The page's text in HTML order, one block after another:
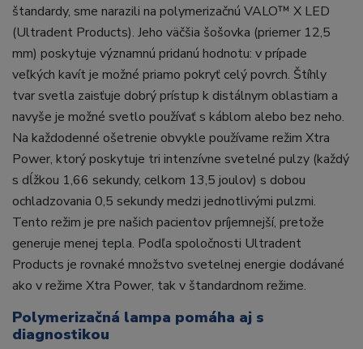
štandardy, sme narazili na polymerizačnú VALO™ X LED
(Ultradent Products). Jeho väčšia šošovka (priemer 12,5
mm) poskytuje významnú pridanú hodnotu: v prípade
veľkých kavít je možné priamo pokryť celý povrch. Štíhly
tvar svetla zaisťuje dobrý prístup k distálnym oblastiam a
navyše je možné svetlo používať s káblom alebo bez neho.
Na každodenné ošetrenie obvykle používame režim Xtra
Power, ktorý poskytuje tri intenzívne svetelné pulzy (každý
s dĺžkou 1,66 sekundy, celkom 13,5 joulov) s dobou
ochladzovania 0,5 sekundy medzi jednotlivými pulzmi.
Tento režim je pre našich pacientov príjemnejší, pretože
generuje menej tepla. Podľa spoločnosti Ultradent
Products je rovnaké množstvo svetelnej energie dodávané
ako v režime Xtra Power, tak v štandardnom režime.
Polymerizačná lampa pomáha aj s
diagnostikou